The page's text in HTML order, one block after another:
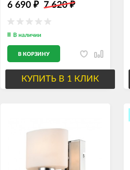
3000K, 200mm
6 690 ₽ 7 620₽
В наличии
В КОРЗИНУ
КУПИТЬ В 1 КЛИК